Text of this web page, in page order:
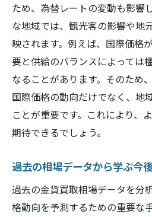
ため、為替レートの変動も影響
な地域では、観光客の影響や地
映されます。例えば、国際価格
要と供給のバランスによっては
なることがあります。そのため
国際価格の動向だけでなく、地
ことが重要です。これにより、
期待できるでしょう。
過去の相場データから学ぶ今
過去の金貨買取相場データを分
格動向を予測するための重要な